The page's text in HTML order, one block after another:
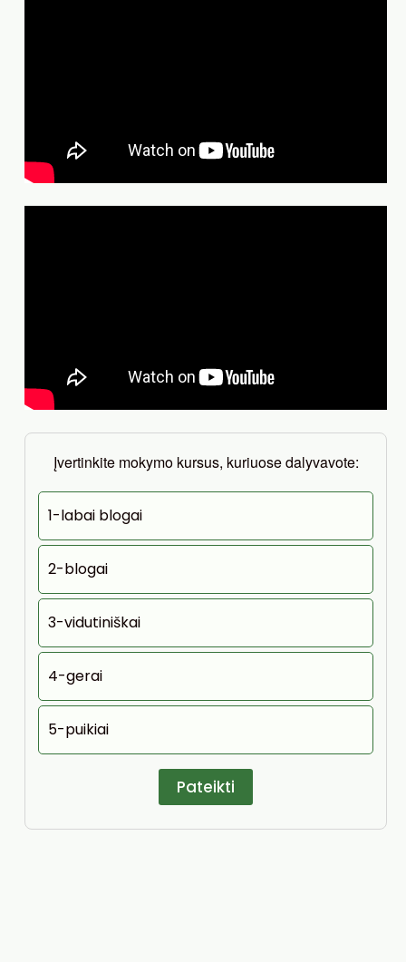
Įvertinkite mokymo kursus, kuriuose dalyvavote:
1-labai blogai
2-blogai
3-vidutiniškai
4-gerai
5-puikiai